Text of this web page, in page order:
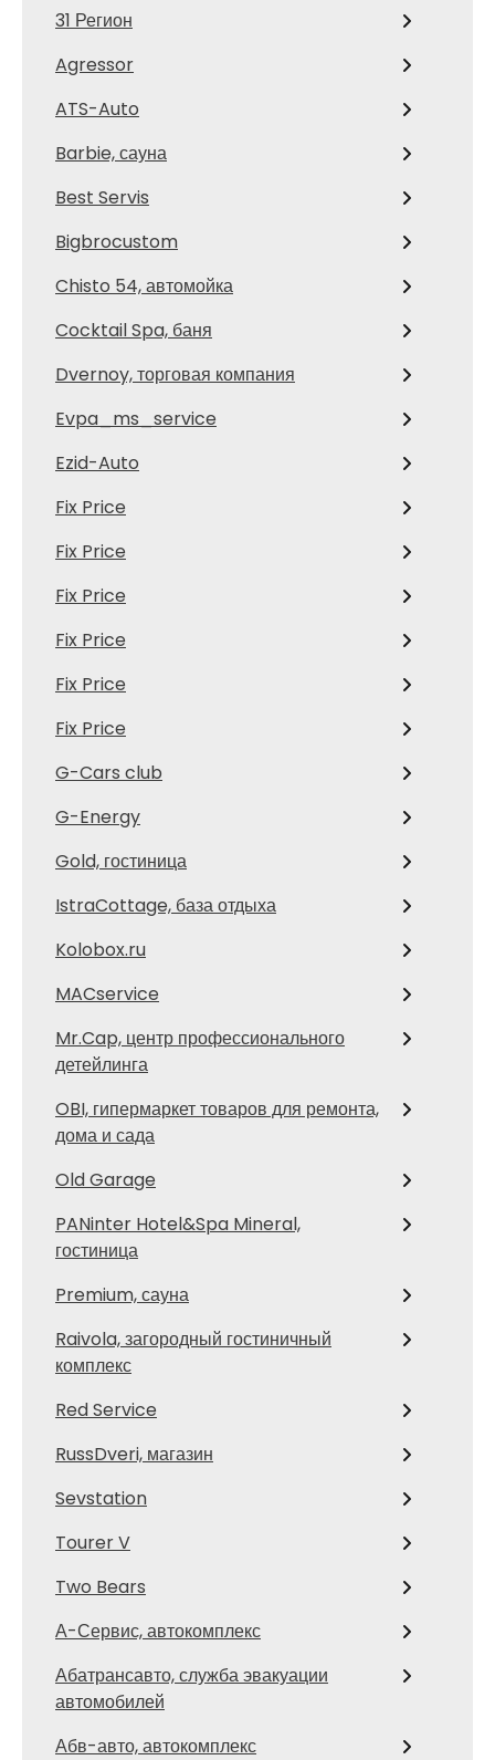
31 Регион
Agressor
ATS-Auto
Barbie, сауна
Best Servis
Bigbrocustom
Chisto 54, автомойка
Cocktail Spa, баня
Dvernoy, торговая компания
Evpa_ms_service
Ezid-Auto
Fix Price
Fix Price
Fix Price
Fix Price
Fix Price
Fix Price
G-Cars club
G-Energy
Gold, гостиница
IstraCottage, база отдыха
Kolobox.ru
MACservice
Mr.Cap, центр профессионального
детейлинга
OBI, гипермаркет товаров для ремонта,
дома и сада
Old Garage
PANinter Hotel&Spa Mineral,
гостиница
Premium, сауна
Raivola, загородный гостиничный
комплекс
Red Service
RussDveri, магазин
Sevstation
Tourer V
Two Bears
А-Сервис, автокомплекс
Абатрансавто, служба эвакуации
автомобилей
Абв-авто, автокомплекс